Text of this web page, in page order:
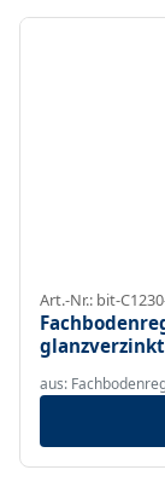
Art.-Nr.: bit-
aus: